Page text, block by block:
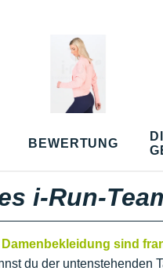
BEWERTUNG
i-Run-
sind
du der untenstehenden